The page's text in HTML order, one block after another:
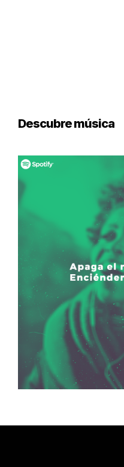
Descubre música